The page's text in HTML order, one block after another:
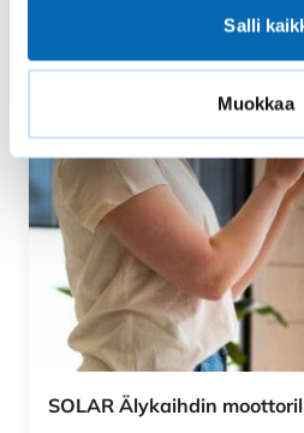
Salli
Muokkaa
merkki. Saat tuotteelle 5
SOLAR Älykaihdin